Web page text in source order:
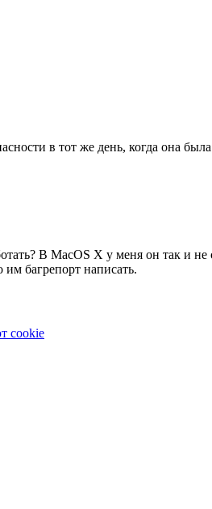
в тот же день, когда она
В MacOS X у меня он так и не
багрепорт написать.
cookie